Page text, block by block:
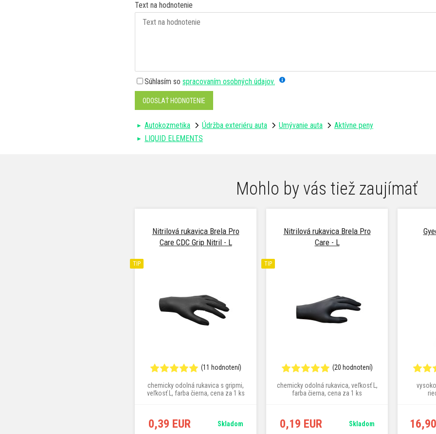
Text na hodnotenie
Súhlasím so spracovaním osobných údajov.
ODOSLAŤ HODNOTENIE
Autokozmetika Údržba exteriéru auta Umývanie auta
Aktívne peny
LIQUID ELEMENTS
Mohlo by vás tiež zaujímať
Nitrilová rukavica Brela Pro
Care CDC Grip Nitril - L
TIP
(11 hodnotení)
chemicky odolná rukavica s gripmi,
veľkosť L, farba čierna, cena za 1 ks
0,39 EUR Skladom
Nitrilová rukavica Brela Pro
Care - L
TIP
(20 hodnotení)
chemicky odolná rukavica, veľkosť L,
farba čierna, cena za 1 ks
0,19 EUR Skladom